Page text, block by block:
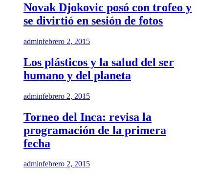
Novak Djokovic posó con trofeo y
se divirtió en sesión de fotos
adminfebrero 2, 2015
Los plásticos y la salud del ser
humano y del planeta
adminfebrero 2, 2015
Torneo del Inca: revisa la
programación de la primera
fecha
adminfebrero 2, 2015